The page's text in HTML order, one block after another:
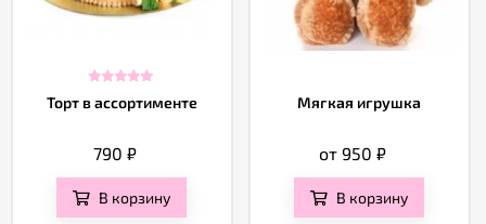
Торт в ассортименте
790₽
В корзину
Мягкая игрушка
от 950₽
В корзину